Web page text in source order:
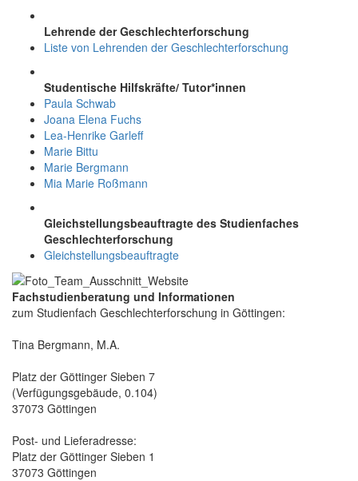
Lehrende der Geschlechterforschung
Liste von Lehrenden der Geschlechterforschung
Studentische Hilfskräfte/ Tutor*innen
Paula Schwab
Joana Elena Fuchs
Lea-Henrike Garleff
Marie Bittu
Marie Bergmann
Mia Marie Roßmann
Gleichstellungsbeauftragte des Studienfaches
Geschlechterforschung
Gleichstellungsbeauftragte
Fachstudienberatung und Informationen
zum Studienfach Geschlechterforschung in Göttingen:
Tina Bergmann, M.A.
Platz der Göttinger Sieben 7
(Verfügungsgebäude, 0.104)
37073 Göttingen
Post- und Lieferadresse:
Platz der Göttinger Sieben 1
37073 Göttingen